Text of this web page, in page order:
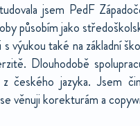
jsem PedF
působím jako
výukou také na základní
Dlouhodobě
českého jazyka. Jsem
věnuji korekturám a